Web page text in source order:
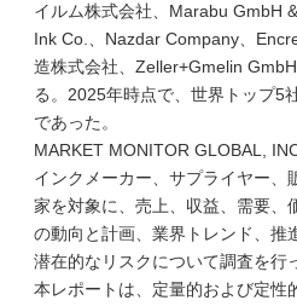
イルム株式会社、Marabu GmbH
Ink Co.、Nazdar Company、
造株式会社、Zeller+Gmelin
る。2025年時点で、世界トップ5
であった。
MARKET MONITOR GLOBAL,
インクメーカー、サプライヤー、
家を対象に、売上、収益、需要、
の動向と計画、業界トレンド、推
潜在的なリスクについて調査を行
本レポートは、定量的および定性